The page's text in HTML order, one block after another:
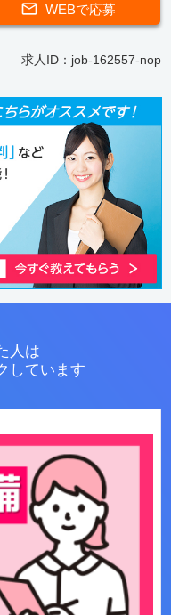
WEBで応募
求人ID：job-162557-nop
人は
しています